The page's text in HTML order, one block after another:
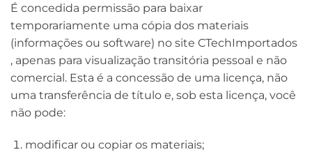
É concedida permissão para baixar
temporariamente uma cópia dos materiais
(informações ou software) no site CTechImportados
, apenas para visualização transitória pessoal e não
comercial. Esta é a concessão de uma licença, não
uma transferência de título e, sob esta licença, você
não pode:
modificar ou copiar os materiais;